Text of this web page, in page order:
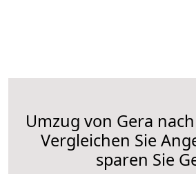
Umzug von Gera
Vergleichen Sie
sparen Sie